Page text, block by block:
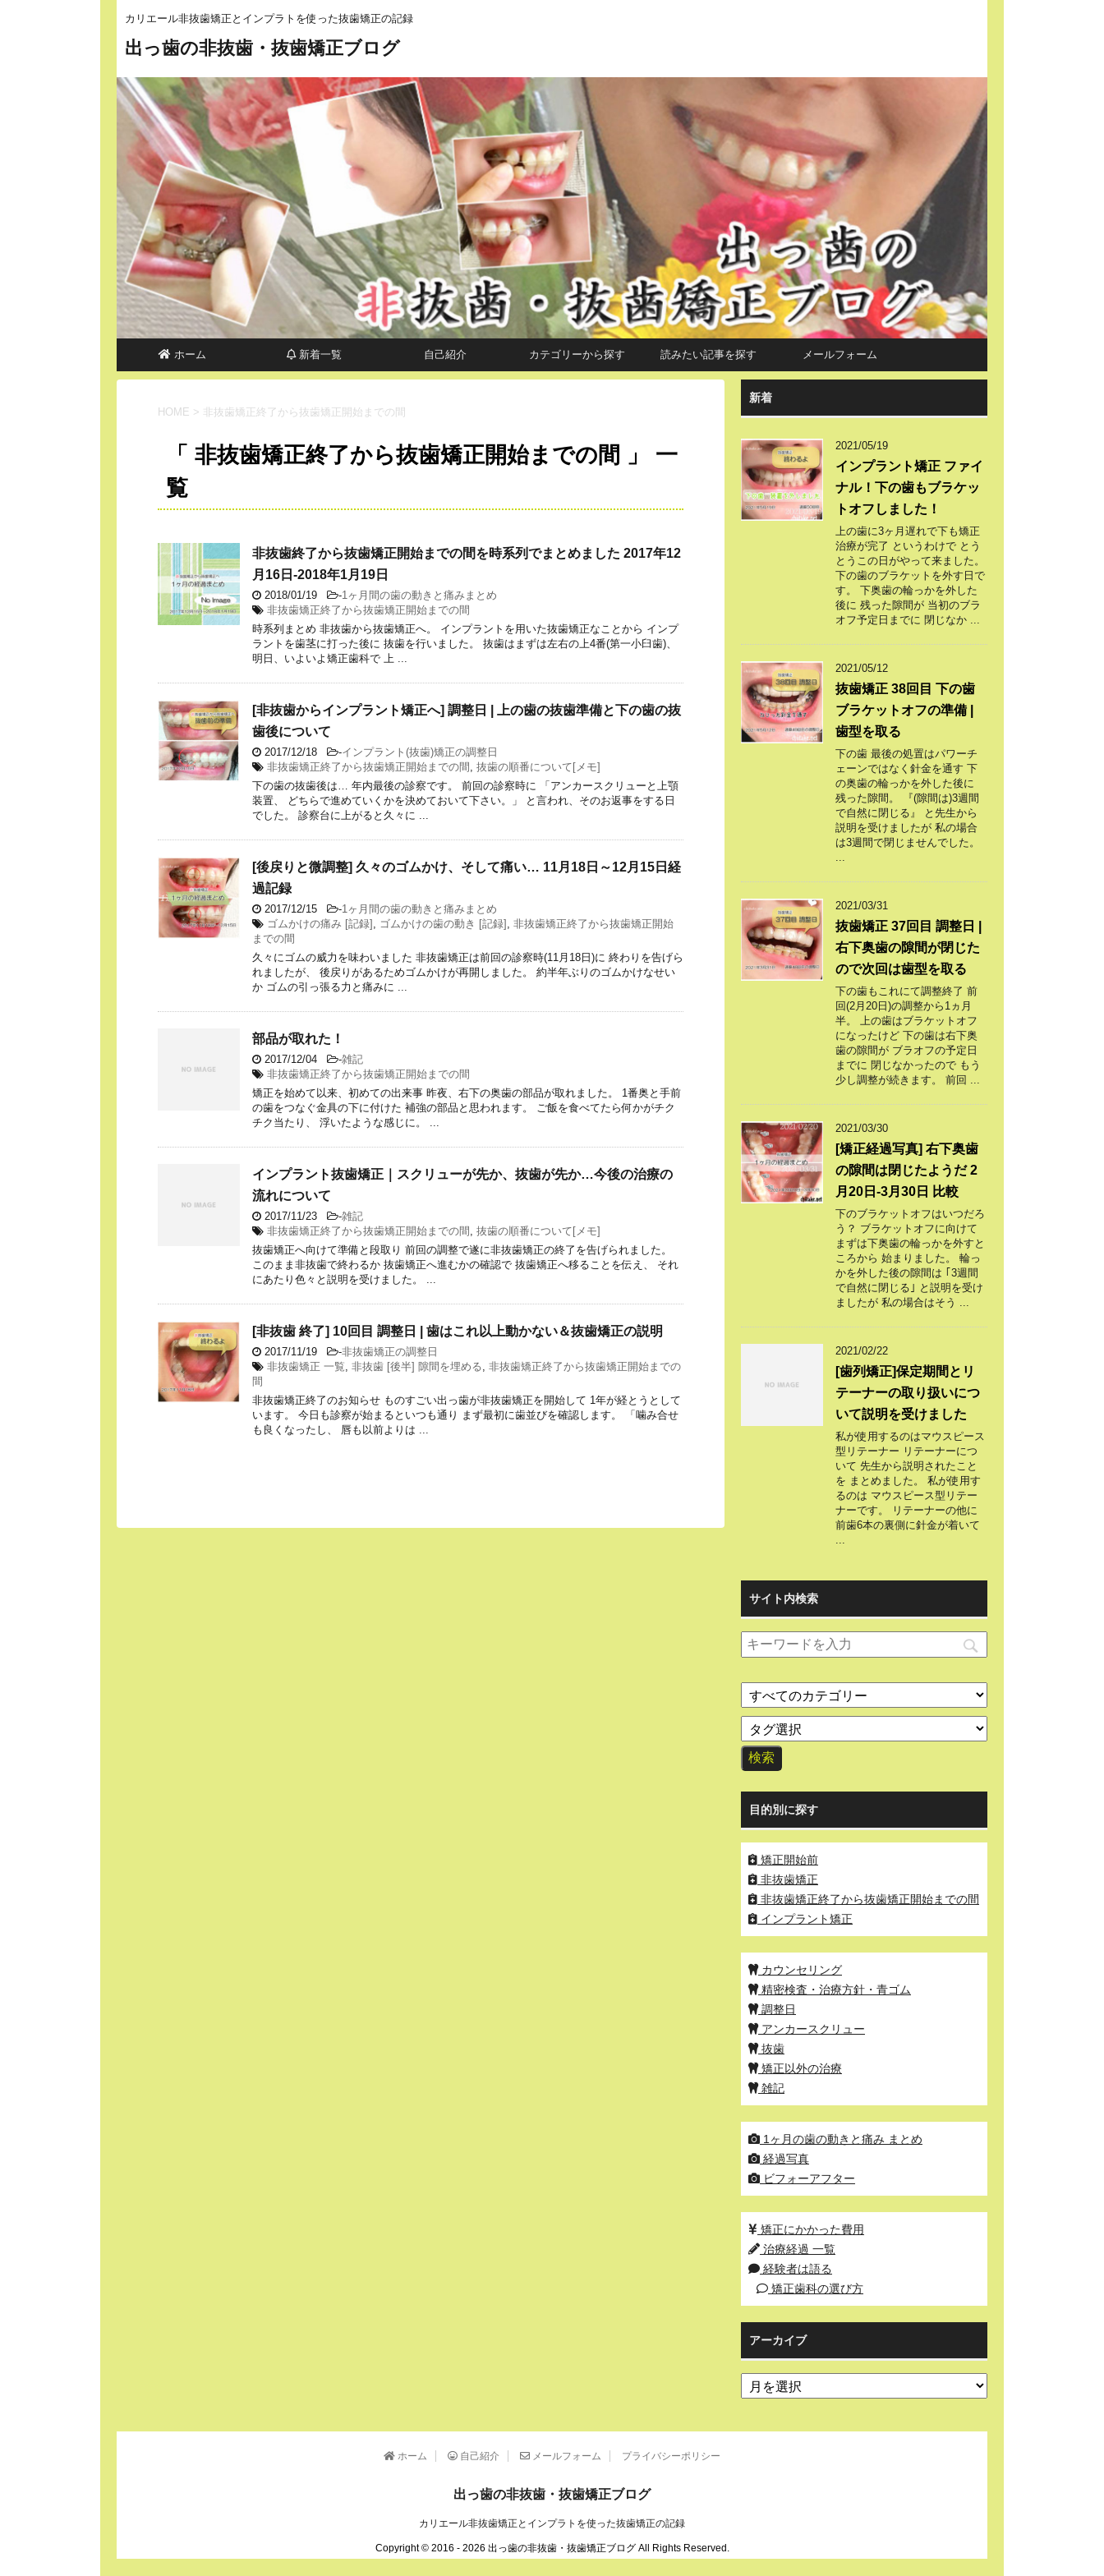
カリエール非抜歯矯正とインプラトを使った抜歯矯正の記録
出っ歯の非抜歯・抜歯矯正ブログ
ホーム 新着一覧 自己紹介 カテゴリーから探す 読みたい記事を探す メールフォーム
HOME > 非抜歯矯正終了から抜歯矯正開始までの間
「 非抜歯矯正終了から抜歯矯正開始までの間 」 一
覧
非抜歯終了から抜歯矯正開始までの間を時系列でまとめました 2017年12
月16日-2018年1月19日
2018/01/19 -1ヶ月間の歯の動きと痛みまとめ
非抜歯矯正終了から抜歯矯正開始までの間
時系列まとめ 非抜歯から抜歯矯正へ。 インプラントを用いた抜歯矯正なことから インプ
ラントを歯茎に打った後に 抜歯を行いました。 抜歯はまずは左右の上4番(第一小臼歯)、
明日、いよいよ矯正歯科で 上 ...
[非抜歯からインプラント矯正へ] 調整日 | 上の歯の抜歯準備と下の歯の抜
歯後について
2017/12/18 -インプラント(抜歯)矯正の調整日
非抜歯矯正終了から抜歯矯正開始までの間 , 抜歯の順番について[メモ]
下の歯の抜歯後は… 年内最後の診察です。 前回の診察時に 「アンカースクリューと上顎
装置、 どちらで進めていくかを決めておいて下さい。」 と言われ、そのお返事をする日
でした。 診察台に上がると久々に ...
[後戻りと微調整] 久々のゴムかけ、そして痛い… 11月18日～12月15日経
過記録
2017/12/15 -1ヶ月間の歯の動きと痛みまとめ
ゴムかけの痛み [記録] , ゴムかけの歯の動き [記録] , 非抜歯矯正終了から抜歯矯正開始
までの間
久々にゴムの威力を味わいました 非抜歯矯正は前回の診察時(11月18日)に 終わりを告げら
れましたが、 後戻りがあるためゴムかけが再開しました。 約半年ぶりのゴムかけなせい
か ゴムの引っ張る力と痛みに ...
部品が取れた！
2017/12/04 -雑記
非抜歯矯正終了から抜歯矯正開始までの間
矯正を始めて以来、初めての出来事 昨夜、右下の奥歯の部品が取れました。 1番奥と手前
の歯をつなぐ金具の下に付けた 補強の部品と思われます。 ご飯を食べてたら何かがチク
チク当たり、 浮いたような感じに。 ...
インプラント抜歯矯正｜スクリューが先か、抜歯が先か…今後の治療の
流れについて
2017/11/23 -雑記
非抜歯矯正終了から抜歯矯正開始までの間 , 抜歯の順番について[メモ]
抜歯矯正へ向けて準備と段取り 前回の調整で遂に非抜歯矯正の終了を告げられました。
このまま非抜歯で終わるか 抜歯矯正へ進むかの確認で 抜歯矯正へ移ることを伝え、 それ
にあたり色々と説明を受けました。 ...
[非抜歯 終了] 10回目 調整日 | 歯はこれ以上動かない＆抜歯矯正の説明
2017/11/19 -非抜歯矯正の調整日
非抜歯矯正 一覧, 非抜歯 [後半] 隙間を埋める, 非抜歯矯正終了から抜歯矯正開始までの
間
非抜歯矯正終了のお知らせ ものすごい出っ歯が非抜歯矯正を開始して 1年が経とうとして
います。 今日も診察が始まるといつも通り まず最初に歯並びを確認します。 「噛み合せ
も良くなったし、 唇も以前よりは ...
新着
2021/05/19
インプラント矯正 ファイ
ナル！下の歯もブラケッ
トオフしました！
上の歯に3ヶ月遅れで下も矯正
治療が完了 というわけで とう
とうこの日がやって来ました。
下の歯のブラケットを外す日で
す。 下奥歯の輪っかを外した
後に 残った隙間が 当初のブラ
オフ予定日までに 閉じなか ...
2021/05/12
抜歯矯正 38回目 下の歯
ブラケットオフの準備 |
歯型を取る
下の歯 最後の処置はパワーチ
ェーンではなく針金を通す 下
の奥歯の輪っかを外した後に
残った隙間。 『(隙間は)3週間
で自然に閉じる』 と先生から
説明を受けましたが 私の場合
は3週間で閉じませんでした。
...
2021/03/31
抜歯矯正 37回目 調整日 |
右下奥歯の隙間が閉じた
ので次回は歯型を取る
下の歯もこれにて調整終了 前
回(2月20日)の調整から1ヵ月
半。 上の歯はブラケットオフ
になったけど 下の歯は右下奥
歯の隙間が ブラオフの予定日
までに 閉じなかったので もう
少し調整が続きます。 前回 ...
2021/03/30
[矯正経過写真] 右下奥歯
の隙間は閉じたようだ 2
月20日-3月30日 比較
下のブラケットオフはいつだろ
う？ ブラケットオフに向けて
まずは下奥歯の輪っかを外すと
ころから 始まりました。 輪っ
かを外した後の隙間は ｢3週間
で自然に閉じる｣ と説明を受け
ましたが 私の場合はそう ...
2021/02/22
[歯列矯正]保定期間とリ
テーナーの取り扱いにつ
いて説明を受けました
私が使用するのはマウスピース
型リテーナー リテーナーにつ
いて 先生から説明されたこと
を まとめました。 私が使用す
るのは マウスピース型リテー
ナーです。 リテーナーの他に
前歯6本の裏側に針金が着いて
...
サイト内検索
目的別に探す
矯正開始前
非抜歯矯正
非抜歯矯正終了から抜歯矯正開始までの間
インプラント矯正
カウンセリング
精密検査・治療方針・青ゴム
調整日
アンカースクリュー
抜歯
矯正以外の治療
雑記
1ヶ月の歯の動きと痛み まとめ
経過写真
ビフォーアフター
矯正にかかった費用
治療経過 一覧
経験者は語る
矯正歯科の選び方
アーカイブ
ア
ー
イ
ホーム 自己紹介 メールフォーム プライバシーポリシー
出っ歯の非抜歯・抜歯矯正ブログ
カリエール非抜歯矯正とインプラトを使った抜歯矯正の記録
Copyright © 2016 - 2026 出っ歯の非抜歯・抜歯矯正ブログ All Rights Reserved.